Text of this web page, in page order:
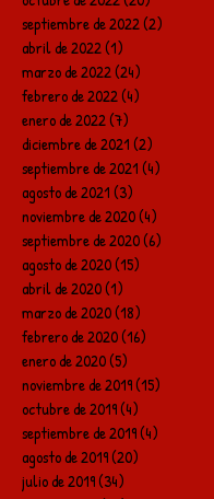
septiembre de 2022(2)
abril de 2022(1)
marzo de 2022(24)
febrero de 2022(4)
enero de 2022(7)
diciembre de 2021(2)
septiembre de 2021(4)
agosto de 2021(3)
noviembre de 2020(4)
septiembre de 2020(6)
agosto de 2020(15)
abril de 2020(1)
marzo de 2020(18)
febrero de 2020(16)
enero de 2020(5)
noviembre de 2019(15)
octubre de 2019(4)
septiembre de 2019(4)
agosto de 2019(20)
julio de 2019(34)